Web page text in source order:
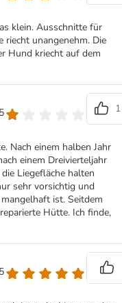
klein. Ausschnitte für
riecht unangenehm. Die
Hund kriecht auf dem
1
Nach einem halben Jahr
einem Dreivierteljahr
Liegefläche halten
sehr vorsichtig und
ist. Seitdem
Hütte. Ich finde,